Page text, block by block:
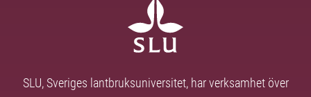
SLU, Sveriges lantbruksuniversitet, har verksamhet över